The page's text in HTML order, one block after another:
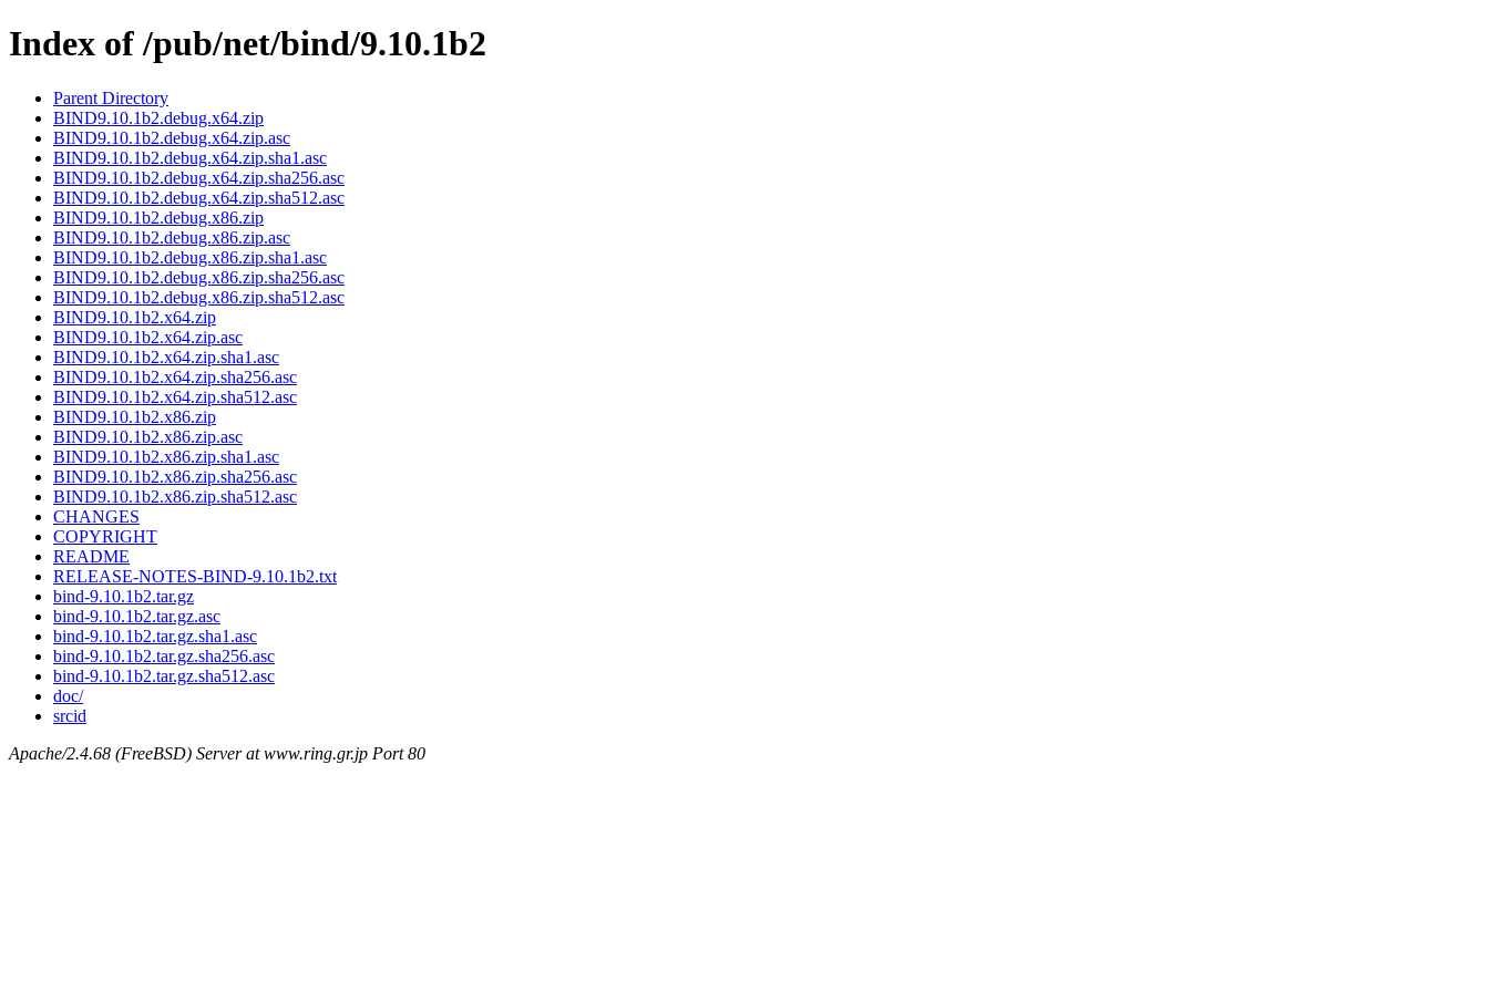
Index of /pub/net/bind/9.10.1b2
Parent Directory
BIND9.10.1b2.debug.x64.zip
BIND9.10.1b2.debug.x64.zip.asc
BIND9.10.1b2.debug.x64.zip.sha1.asc
BIND9.10.1b2.debug.x64.zip.sha256.asc
BIND9.10.1b2.debug.x64.zip.sha512.asc
BIND9.10.1b2.debug.x86.zip
BIND9.10.1b2.debug.x86.zip.asc
BIND9.10.1b2.debug.x86.zip.sha1.asc
BIND9.10.1b2.debug.x86.zip.sha256.asc
BIND9.10.1b2.debug.x86.zip.sha512.asc
BIND9.10.1b2.x64.zip
BIND9.10.1b2.x64.zip.asc
BIND9.10.1b2.x64.zip.sha1.asc
BIND9.10.1b2.x64.zip.sha256.asc
BIND9.10.1b2.x64.zip.sha512.asc
BIND9.10.1b2.x86.zip
BIND9.10.1b2.x86.zip.asc
BIND9.10.1b2.x86.zip.sha1.asc
BIND9.10.1b2.x86.zip.sha256.asc
BIND9.10.1b2.x86.zip.sha512.asc
CHANGES
COPYRIGHT
README
RELEASE-NOTES-BIND-9.10.1b2.txt
bind-9.10.1b2.tar.gz
bind-9.10.1b2.tar.gz.asc
bind-9.10.1b2.tar.gz.sha1.asc
bind-9.10.1b2.tar.gz.sha256.asc
bind-9.10.1b2.tar.gz.sha512.asc
doc/
srcid
Apache/2.4.68 (FreeBSD) Server at www.ring.gr.jp Port 80